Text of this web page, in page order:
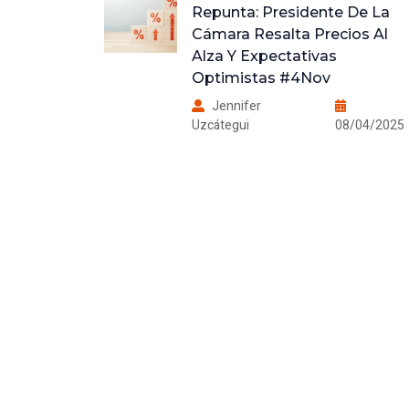
Transacciones Inmobiliarias
España Crece Un 15%
Jennifer
Uzcátegui